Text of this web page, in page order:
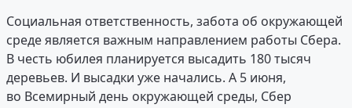
Социальная ответственность, забота об окружающей
среде является важным направлением работы Сбера.
В честь юбилея планируется высадить 180 тысяч
деревьев. И высадки уже начались. А 5 июня,
во Всемирный день окружающей среды, Сбер